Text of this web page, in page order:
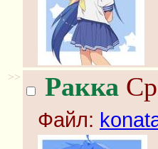
>> Ракка
Файл: